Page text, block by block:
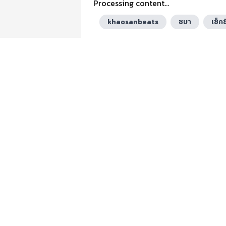
Processing content...
khaosanbeats ชบา เซ็ก